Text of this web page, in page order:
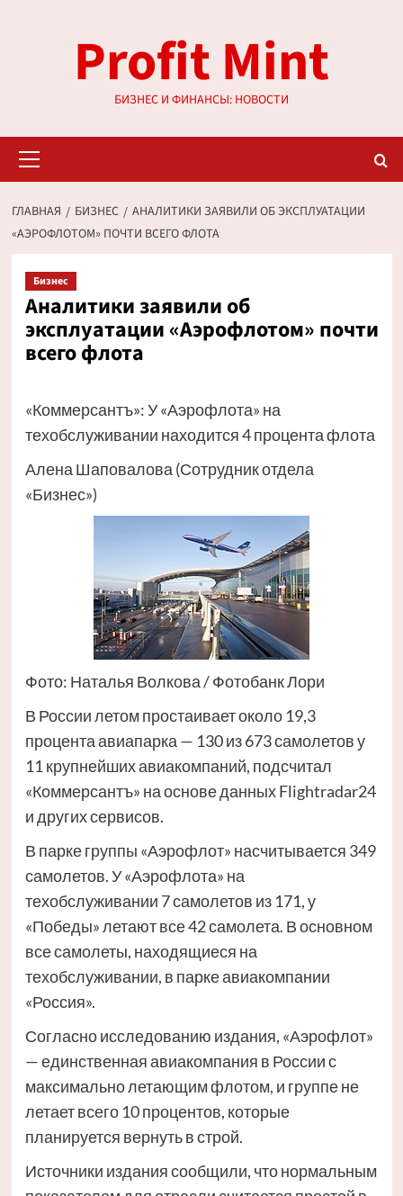
содержимомуProfit Mint
БИЗНЕС И ФИНАНСЫ: НОВОСТИ
меню
ГЛАВНАЯ БИЗНЕС
АНАЛИТИКИ ЗАЯВИЛИ ОБ ЭКСПЛУАТАЦИИ
«АЭРОФЛОТОМ» ПОЧТИ ВСЕГО ФЛОТА
Бизнес
Аналитики заявили об
эксплуатации «Аэрофлотом» почти
всего флота
«Коммерсантъ»: У «Аэрофлота» на
техобслуживании находится 4 процента флота
Алена Шаповалова (Сотрудник отдела
«‎Бизнес»)
Фото: Наталья Волкова / Фотобанк Лори
В России летом простаивает около 19,3
процента авиапарка — 130 из 673 самолетов у
11 крупнейших авиакомпаний, подсчитал
«Коммерсантъ» на основе данных Flightradar24
и других сервисов.
В парке группы «Аэрофлот» насчитывается 349
самолетов. У «Аэрофлота» на
техобслуживании 7 самолетов из 171, у
«Победы» летают все 42 самолета. В основном
все самолеты, находящиеся на
техобслуживании, в парке авиакомпании
«Россия».
Согласно исследованию издания, «Аэрофлот»
— единственная авиакомпания в России с
максимально летающим флотом, и группе не
летает всего 10 процентов, которые
планируется вернуть в строй.
Источники издания сообщили, что нормальным